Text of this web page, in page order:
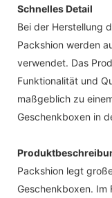
Schnelles Detail
Bei der Herstellung
Packshion werden
verwendet. Das
Funktionalität und
maßgeblich zu
Geschenkboxen in
Packshion legt
Geschenkboxen. Im